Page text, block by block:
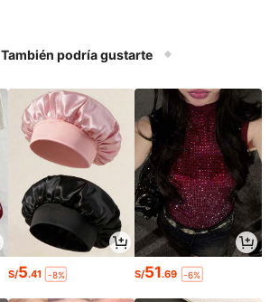
También podría gustarte
S/5.41 -8% S/51.69 -6%